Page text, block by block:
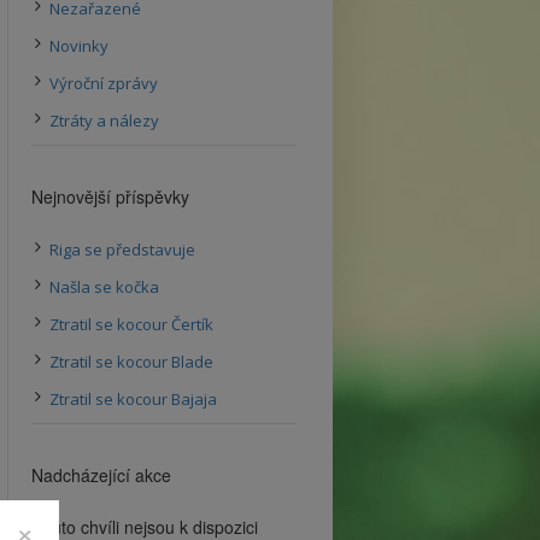
Nezařazené
Novinky
Výroční zprávy
Ztráty a nálezy
Nejnovější příspěvky
Riga se představuje
Našla se kočka
Ztratil se kocour Čertík
Ztratil se kocour Blade
Ztratil se kocour Bajaja
Nadcházející akce
V tuto chvíli nejsou k dispozici
×